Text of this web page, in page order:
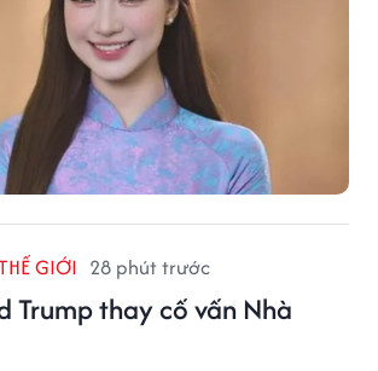
GIỚI 28 phút trước
Trump thay cố vấn Nhà